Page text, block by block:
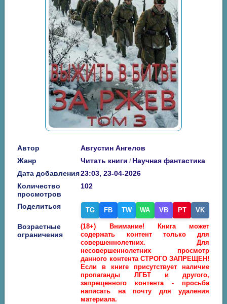
Автор
Августин Ангелов
Жанр
Читать книги / Научная фантастика
Дата добавления23:03, 23-04-2026
Количество
просмотров
102
Поделиться TG FB TW WA VB PT VK
Возрастные
ограничения
(18+) Внимание! Книга может
содержать контент только для
совершеннолетних. Для
несовершеннолетних просмотр
данного контента СТРОГО ЗАПРЕЩЕН!
Если в книге присутствует наличие
пропаганды ЛГБТ и другого,
запрещенного контента - просьба
написать на почту для удаления
материала.